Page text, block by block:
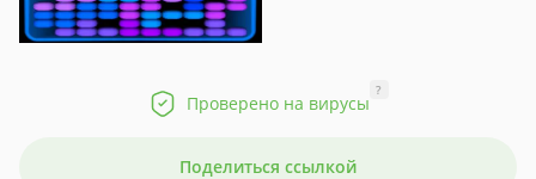
Проверено на вирусы
?
Поделиться ссылкой